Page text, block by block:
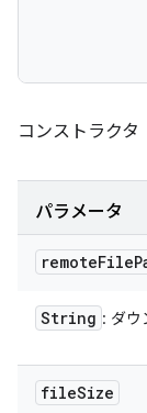
コンストラクタ
パラメータ
remoteFile
String : ダウ
fileSize